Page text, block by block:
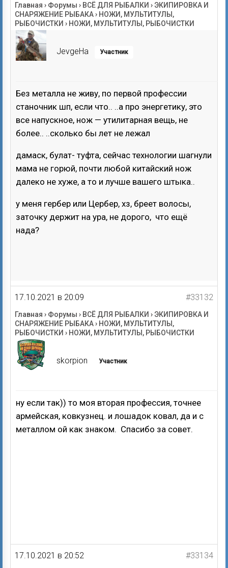
Главная › Форумы › ВСЁ ДЛЯ РЫБАЛКИ › ЭКИПИРОВКА И
СНАРЯЖЕНИЕ РЫБАКА› НОЖИ, МУЛЬТИТУЛЫ,
РЫБОЧИСТКИ › НОЖИ, МУЛЬТИТУЛЫ, РЫБОЧИСТКИ
JevgeHa Участник
Без металла не живу, по первой профессии
станочник шп, если что.. ..а про энергетику, это
все напускное, нож — утилитарная вещь, не
более.. ..сколько бы лет не лежал
дамаск, булат- туфта, сейчас технологии шагнули
мама не горюй, почти любой китайский нож
далеко не хуже, а то и лучше вашего штыка..
у меня гербер или Цербер, хз, бреет волосы,
заточку держит на ура, не дорого, что ещё
нада?
17.10.2021 в 20:09 #33132
Главная › Форумы › ВСЁ ДЛЯ РЫБАЛКИ › ЭКИПИРОВКА И
СНАРЯЖЕНИЕ РЫБАКА› НОЖИ, МУЛЬТИТУЛЫ,
РЫБОЧИСТКИ › НОЖИ, МУЛЬТИТУЛЫ, РЫБОЧИСТКИ
skorpion Участник
ну если так)) то моя вторая профессия, точнее
армейская, ковкузнец. и лошадок ковал, да и с
металлом ой как знаком. Спасибо за совет.
17.10.2021 в 20:52 #33134